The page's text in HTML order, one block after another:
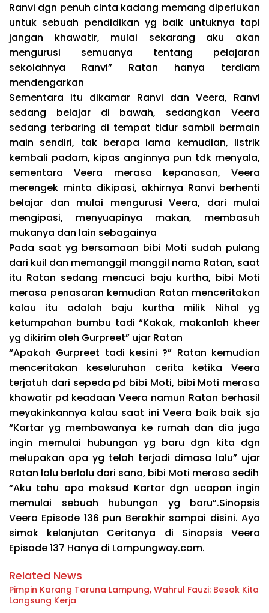
Ranvi dgn penuh cinta kadang memang diperlukan
untuk sebuah pendidikan yg baik untuknya tapi
jangan khawatir, mulai sekarang aku akan
mengurusi semuanya tentang pelajaran
sekolahnya Ranvi” Ratan hanya terdiam
mendengarkan
Sementara itu dikamar Ranvi dan Veera, Ranvi
sedang belajar di bawah, sedangkan Veera
sedang terbaring di tempat tidur sambil bermain
main sendiri, tak berapa lama kemudian, listrik
kembali padam, kipas anginnya pun tdk menyala,
sementara Veera merasa kepanasan, Veera
merengek minta dikipasi, akhirnya Ranvi berhenti
belajar dan mulai mengurusi Veera, dari mulai
mengipasi, menyuapinya makan, membasuh
mukanya dan lain sebagainya
Pada saat yg bersamaan bibi Moti sudah pulang
dari kuil dan memanggil manggil nama Ratan, saat
itu Ratan sedang mencuci baju kurtha, bibi Moti
merasa penasaran kemudian Ratan menceritakan
kalau itu adalah baju kurtha milik Nihal yg
ketumpahan bumbu tadi “Kakak, makanlah kheer
yg dikirim oleh Gurpreet” ujar Ratan
“Apakah Gurpreet tadi kesini ?” Ratan kemudian
menceritakan keseluruhan cerita ketika Veera
terjatuh dari sepeda pd bibi Moti, bibi Moti merasa
khawatir pd keadaan Veera namun Ratan berhasil
meyakinkannya kalau saat ini Veera baik baik sja
“Kartar yg membawanya ke rumah dan dia juga
ingin memulai hubungan yg baru dgn kita dgn
melupakan apa yg telah terjadi dimasa lalu” ujar
Ratan lalu berlalu dari sana, bibi Moti merasa sedih
“Aku tahu apa maksud Kartar dgn ucapan ingin
memulai sebuah hubungan yg baru”.Sinopsis
Veera Episode 136 pun Berakhir sampai disini. Ayo
simak kelanjutan Ceritanya di Sinopsis Veera
Episode 137 Hanya di Lampungway.com.
Related News
Pimpin Karang Taruna Lampung, Wahrul Fauzi: Besok Kita
Langsung Kerja